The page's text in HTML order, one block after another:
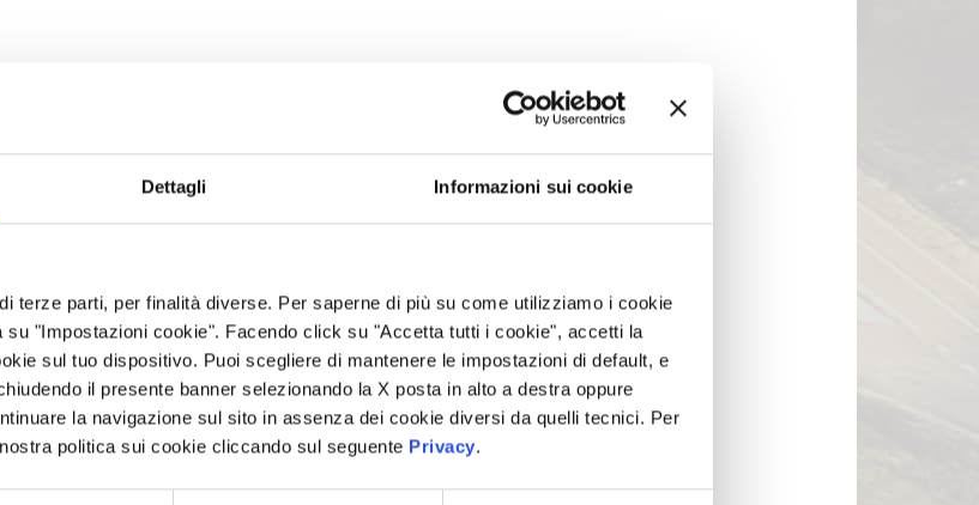
Dettagli Informazioni sui cookie
terze parti, per finalità diverse. Per saperne di più su come utilizziamo i cookie
"Impostazioni cookie". Facendo click su "Accetta tutti i cookie", accetti la
sul tuo dispositivo. Puoi scegliere di mantenere le impostazioni di default, e
il presente banner selezionando la X posta in alto a destra oppure
la navigazione sul sito in assenza dei cookie diversi da quelli tecnici. Per
politica sui cookie cliccando sul seguente Privacy.